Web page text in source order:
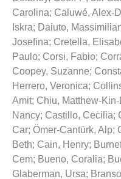
Carolina; Caluwé, Alex-
Iskra; Daiuto,
Josefina; Cretella,
Paulo; Corsi, Fabio;
Coopey, Suzanne;
Herrero, Veronica;
Amit; Chiu, Matthew-
Nancy; Castillo, Cecilia;
Car; Ömer-Cantürk, Alp;
Beth; Cain, Henry;
Cem; Bueno, Coralia;
Glaberman, Ursa;